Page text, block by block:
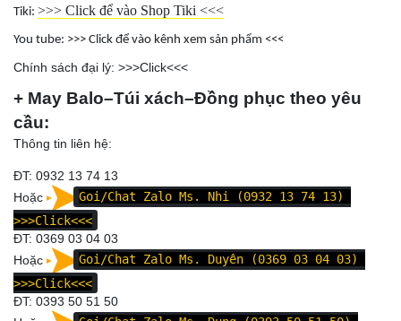
Tiki: >>> Click để vào Shop Tiki <<<
You tube: >>> Click để vào kênh xem sản phẩm <<<
Chính sách đại lý: >>>Click<<<
+ May Balo–Túi xách–Đồng phục theo yêu
cầu:
Thông tin liên hệ:
ĐT: 0932 13 74 13
Hoặc
Goi/Chat Zalo Ms. Nhi (0932 13 74 13)
>>>Click<<<
ĐT: 0369 03 04 03
Hoặc
Goi/Chat Zalo Ms. Duyên (0369 03 04 03)
>>>Click<<<
ĐT: 0393 50 51 50